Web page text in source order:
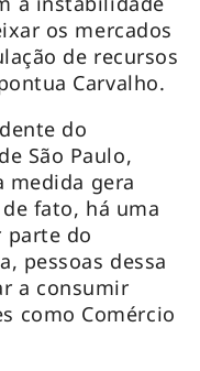
os mercados
de recursos
Carvalho.
do
São Paulo,
medida gera
fato, há uma
parte do
pessoas dessa
a consumir
como Comércio